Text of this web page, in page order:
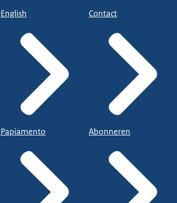
English
Papiamento
Contact
Abonneren